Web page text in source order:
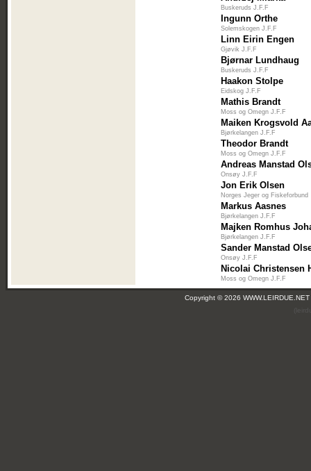
Buskeruds J.F.F
Ingunn Orthe
Solemskogen J.F.F
Linn Eirin Engen
Gjøvik J.F.F
Bjørnar Lundhaug
Buskeruds J.F.F
Haakon Stolpe
Eidskog J.F.F
Mathis Brandt
Moss og Omegn J.F.F
Maiken Krogsvold
Bjørkelangen J.F.F
Theodor Brandt
Moss og Omegn J.F.F
Andreas Manstad
Onsøy J.F.F
Jon Erik Olsen
Norges Jeger og Fiskeforbund
Markus Aasnes
Bjørkelangen J.F.F
Majken Romhus
Bjørkelangen J.F.F
Sander Manstad
Onsøy J.F.F
Nicolai Christensen
Moss og Omegn J.F.F
Copyright © 2026